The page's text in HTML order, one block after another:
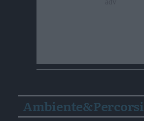
Ambiente&Percorsi